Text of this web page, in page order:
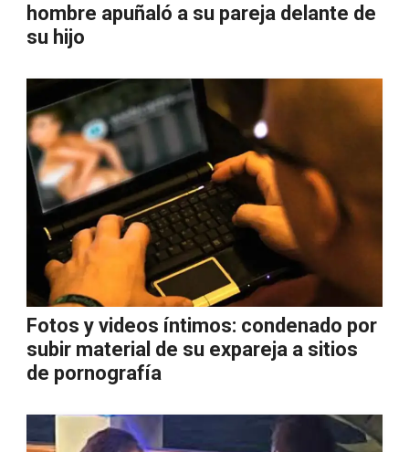
hombre apuñaló a su pareja delante de
su hijo
Fotos y videos íntimos: condenado por
subir material de su expareja a sitios
de pornografía